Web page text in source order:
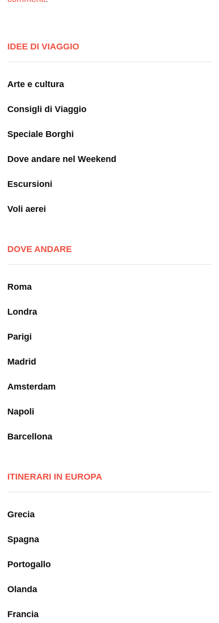
IDEE DI VIAGGIO
Arte e cultura
Consigli di Viaggio
Speciale Borghi
Dove andare nel Weekend
Escursioni
Voli aerei
DOVE ANDARE
Roma
Londra
Parigi
Madrid
Amsterdam
Napoli
Barcellona
ITINERARI IN EUROPA
Grecia
Spagna
Portogallo
Olanda
Francia